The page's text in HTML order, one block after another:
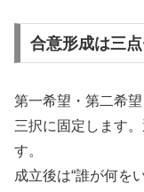
合意形成は三
第一希望・第二希
三択に固定します
す。
成立後は“誰が何を